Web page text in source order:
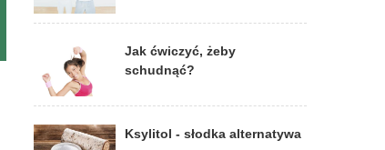
Jak ćwiczyć, żeby
schudnąć?
Ksylitol - słodka alternatywa